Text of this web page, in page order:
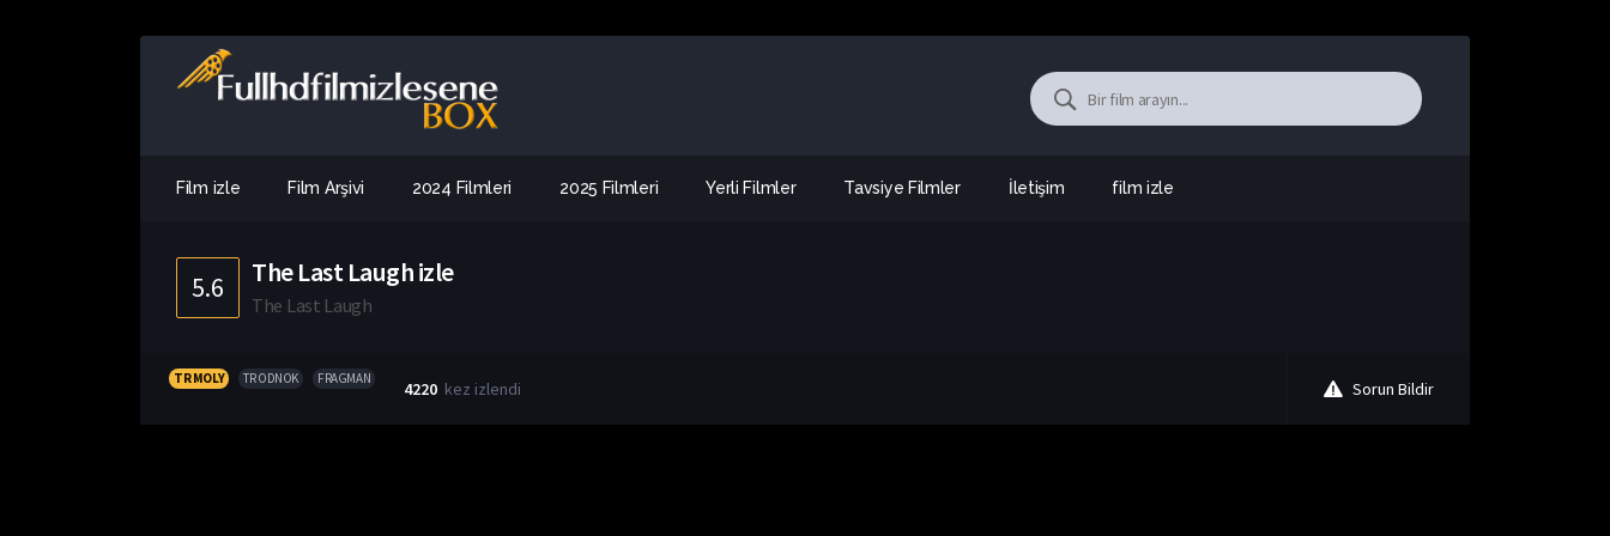
Film izle Film Arşivi 2024 Filmleri 2025 Filmleri Yerli Filmler Tavsiye Filmler İletişim film izle
5.6 The Last Laugh izle
The Last Laugh
TR MOLY TR ODNOK FRAGMAN 4220 kez izlendi Sorun Bildir